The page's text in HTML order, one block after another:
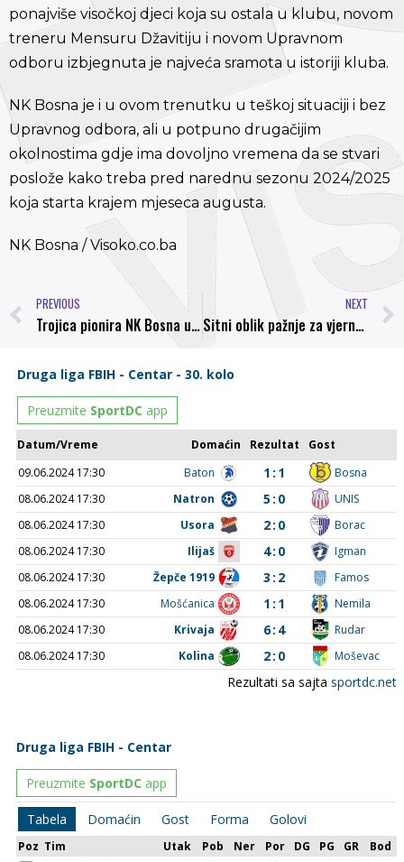
ponajviše visočkoj djeci koja su ostala u klubu, novom
treneru Mensuru Džavitiju i novom Upravnom
odboru izbjegnuta je najveća sramota u istoriji kluba.
NK Bosna je i u ovom trenutku u teškoj situaciji i bez
Upravnog odbora, ali u potpuno drugačijim
okolnostima gdje ima dovoljno vremena da se stvari
poslože kako treba pred narednu sezonu 2024/2025
koja starta krajem mjeseca augusta.
NK Bosna / Visoko.co.ba
PREVIOUS
Trojica pionira NK Bosna u reprezentaciji ZDK
NEXT
Sitni oblik pažnje za vjernost: Poklon dres za Sarajliju koji navija za NK Bosna